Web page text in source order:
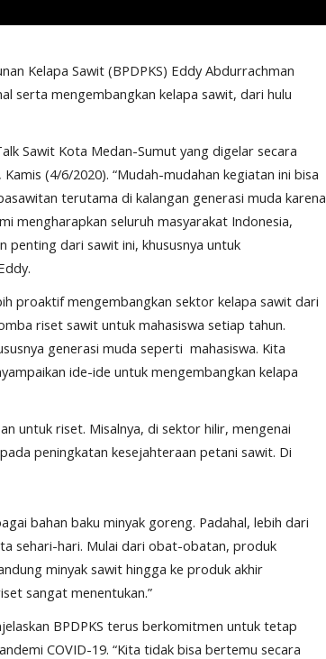
Kelapa Sawit (BPDPKS) Eddy Abdurrachman
serta mengembangkan kelapa sawit, dari hulu
Sawit Kota Medan-Sumut yang digelar secara
Kamis (4/6/2020). “Mudah-mudahan kegiatan ini bisa
terutama di kalangan generasi muda karena
mengharapkan seluruh masyarakat Indonesia,
penting dari sawit ini, khususnya untuk
proaktif mengembangkan sektor kelapa sawit dari
riset sawit untuk mahasiswa setiap tahun.
generasi muda seperti mahasiswa. Kita
ide-ide untuk mengembangkan kelapa
untuk riset. Misalnya, di sektor hilir, mengenai
peningkatan kesejahteraan petani sawit. Di
bahan baku minyak goreng. Padahal, lebih dari
sehari-hari. Mulai dari obat-obatan, produk
minyak sawit hingga ke produk akhir
sangat menentukan.”
BPDPKS terus berkomitmen untuk tetap
COVID-19. “Kita tidak bisa bertemu secara